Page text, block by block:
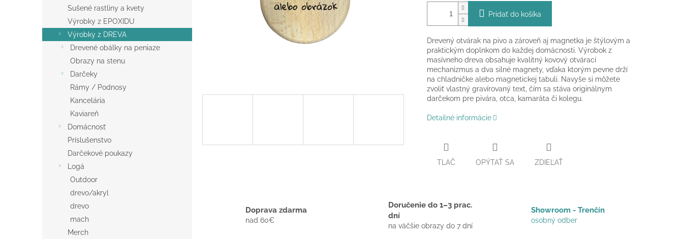
Sušené rastliny a kvety
Výrobky z EPOXIDU
Výrobky z DREVA
Drevené obálky na peniaze
Obrazy na stenu
Darčeky
Rámy / Podnosy
Kancelária
Kaviareň
Domácnosť
Príslušenstvo
Darčekové poukazy
Logá
Outdoor
drevo/akryl
drevo
mach
Merch
Pridať do košíka
Drevený otvárak na pivo a zároveň aj magnetka je štýlovým a
praktickým doplnkom do každej domácnosti. Výrobok z
masívneho dreva obsahuje kvalitný kovový otvárací
mechanizmus a dva silné magnety, vďaka ktorým pevne drží
na chladničke alebo magnetickej tabuli. Navyše si môžete
zvoliť vlastný gravírovaný text, čím sa stáva originálnym
darčekom pre pivára, otca, kamaráta či kolegu.
Detailné informácie
TLAČ OPÝTAŤ SA ZDIEĽAŤ
Doprava zdarma
nad 60€
Doručenie do 1–3 prac.
dní
na väčšie obrazy do 7 dní
Showroom - Trenčín
osobný odber